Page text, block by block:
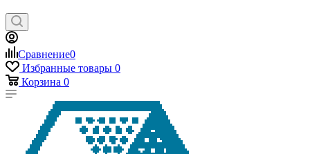
Сравнение0
Избранные товары 0
Корзина 0